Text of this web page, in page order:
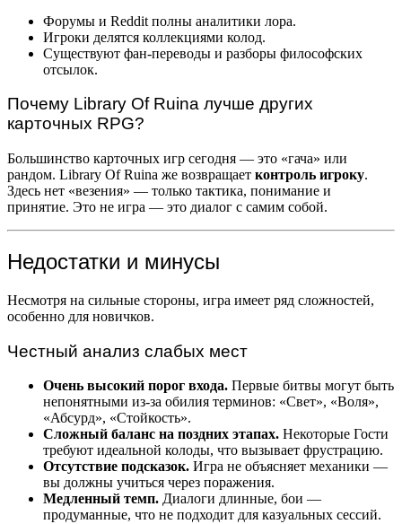
Форумы и Reddit полны аналитики лора.
Игроки делятся коллекциями колод.
Существуют фан-переводы и разборы философских
отсылок.
Почему Library Of Ruina лучше других
карточных RPG?
Большинство карточных игр сегодня — это «гача» или
рандом. Library Of Ruina же возвращает контроль игроку.
Здесь нет «везения» — только тактика, понимание и
принятие. Это не игра — это диалог с самим собой.
Недостатки и минусы
Несмотря на сильные стороны, игра имеет ряд сложностей,
особенно для новичков.
Честный анализ слабых мест
Очень высокий порог входа. Первые битвы могут быть
непонятными из-за обилия терминов: «Свет», «Воля»,
«Абсурд», «Стойкость».
Сложный баланс на поздних этапах. Некоторые Гости
требуют идеальной колоды, что вызывает фрустрацию.
Отсутствие подсказок. Игра не объясняет механики —
вы должны учиться через поражения.
Медленный темп. Диалоги длинные, бои —
продуманные, что не подходит для казуальных сессий.